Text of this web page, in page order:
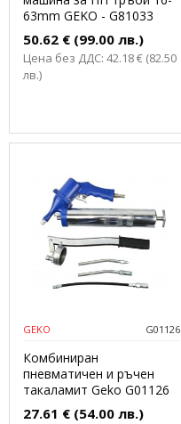
63mm GEKO - G81033
50.62 € (99.00 лв.)
Цена без ДДС: 42.18 € (82.50
лв.)
GEKO G01126
Комбиниран
пневматичен и ръчен
такаламит Geko G01126
27.61 € (54.00 лв.)